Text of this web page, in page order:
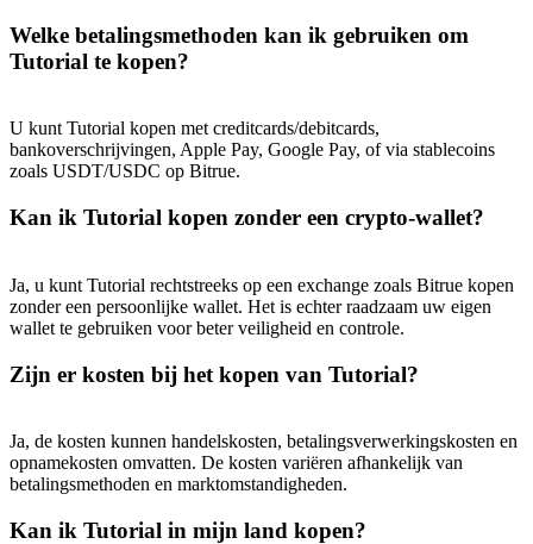
Welke betalingsmethoden kan ik gebruiken om
Tutorial te kopen?
U kunt Tutorial kopen met creditcards/debitcards,
bankoverschrijvingen, Apple Pay, Google Pay, of via stablecoins
zoals USDT/USDC op Bitrue.
Kan ik Tutorial kopen zonder een crypto-wallet?
Ja, u kunt Tutorial rechtstreeks op een exchange zoals Bitrue kopen
zonder een persoonlijke wallet. Het is echter raadzaam uw eigen
wallet te gebruiken voor beter veiligheid en controle.
Zijn er kosten bij het kopen van Tutorial?
Ja, de kosten kunnen handelskosten, betalingsverwerkingskosten en
opnamekosten omvatten. De kosten variëren afhankelijk van
betalingsmethoden en marktomstandigheden.
Kan ik Tutorial in mijn land kopen?